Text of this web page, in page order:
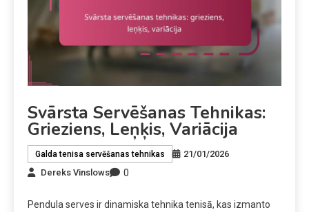
Svārsta Servēšanas Tehnikas:
Grieziens, Leņķis, Variācija
Galda tenisa servēšanas tehnikas
21/01/2026
Dereks Vinslows
0
Pendula serves ir dinamiska tehnika tenisā, kas izmanto